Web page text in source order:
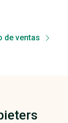
de ventas